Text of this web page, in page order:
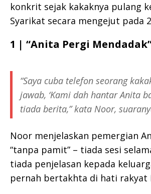
konkrit sejak kakaknya pulang
Syarikat secara mengejut pada
1 | “Anita Pergi
“Saya cuba telefon seorang
jawab, ‘Kami dah hantar Anita
tiada berita,”kata Noor,
Noor menjelaskan pemergian
“tanpa pamit” – tiada sesi
tiada penjelasan kepada
pernah bertakhta di hati rakyat